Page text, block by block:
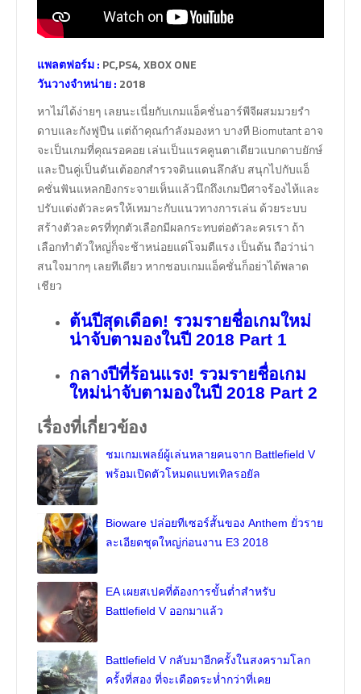
แพลตฟอร์ม : PC,PS4, XBOX ONE
วันวางจำหน่าย : 2018
หาไม่ได้ง่ายๆ เลยนะเนี่ยกับเกมแอ็คชั่นอาร์พีจีผสมมวยรำ
ดาบและกังฟูปืน แต่ถ้าคุณกำลังมองหา บางที Biomutant อาจ
จะเป็นเกมที่คุณรอคอย เล่นเป็นแรคคูนตาเดียวแบกดาบยักษ์
และปืนคู่เป็นดันเต้ออกสำรวจดินแดนลึกลับ สนุกไปกับแอ็
คชั่นฟันแหลกยิงกระจายเห็นแล้วนึกถึงเกมปีศาจร้องไห้และ
ปรับแต่งตัวละครให้เหมาะกับแนวทางการเล่น ด้วยระบบ
สร้างตัวละครที่ทุกตัวเลือกมีผลกระทบต่อตัวละครเรา ถ้า
เลือกทำตัวใหญ่ก็จะช้าหน่อยแต่โจมตีแรง เป็นต้น ถือว่าน่า
สนใจมากๆ เลยทีเดียว หากชอบเกมแอ็คชั่นก็อย่าได้พลาด
เชียว
ต้นปีสุดเดือด! รวมรายชื่อเกมใหม่
น่าจับตามองในปี 2018 Part 1
กลางปีที่ร้อนแรง! รวมรายชื่อเกม
ใหม่น่าจับตามองในปี 2018 Part 2
เรื่องที่เกี่ยวข้อง
ชมเกมเพลย์ผู้เล่นหลายคนจาก Battlefield V
พร้อมเปิดตัวโหมดแบทเทิลรอยัล
Bioware ปล่อยทีเซอร์สั้นของ Anthem ยั่วราย
ละเอียดชุดใหญ่ก่อนงาน E3 2018
EA เผยสเปคที่ต้องการขั้นต่ำสำหรับ
Battlefield V ออกมาแล้ว
Battlefield V กลับมาอีกครั้งในสงครามโลก
ครั้งที่สอง ที่จะเดือดระห่ำกว่าที่เคย